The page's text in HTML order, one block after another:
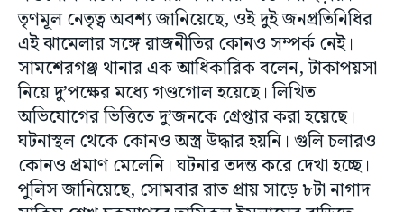
তৃণমূল নেতৃত্ব অবশ্য জানিয়েছে, ওই দুই জনপ্রতিনিধির
এই ঝামেলার সঙ্গে রাজনীতির কোনও সম্পর্ক নেই।
সামশেরগঞ্জ থানার এক আধিকারিক বলেন, টাকাপয়সা
নিয়ে দু’পক্ষের মধ্যে গণ্ডগোল হয়েছে। লিখিত
অভিযোগের ভিত্তিতে দু’জনকে গ্রেপ্তার করা হয়েছে।
ঘটনাস্থল থেকে কোনও অস্ত্র উদ্ধার হয়নি। গুলি চলারও
কোনও প্রমাণ মেলেনি। ঘটনার তদন্ত করে দেখা হচ্ছে।
পুলিস জানিয়েছে, সোমবার রাত প্রায় সাড়ে ৮টা নাগাদ